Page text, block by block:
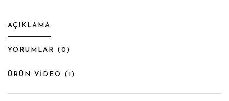
AÇIKLAMA
YORUMLAR ( 0 )
ÜRÜN VİDEO ( 1 )